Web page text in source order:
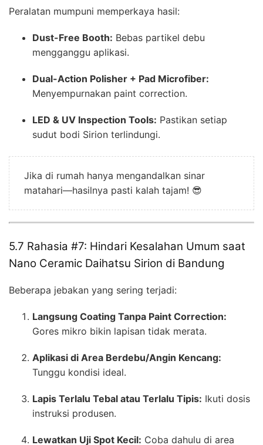
Peralatan mumpuni memperkaya hasil:
Dust-Free Booth: Bebas partikel debu
mengganggu aplikasi.
Dual-Action Polisher + Pad Microfiber:
Menyempurnakan paint correction.
LED & UV Inspection Tools: Pastikan setiap
sudut bodi Sirion terlindungi.
Jika di rumah hanya mengandalkan sinar
matahari—hasilnya pasti kalah tajam! 😎
5.7 Rahasia #7: Hindari Kesalahan Umum saat
Nano Ceramic Daihatsu Sirion di Bandung
Beberapa jebakan yang sering terjadi:
Langsung Coating Tanpa Paint Correction:
Gores mikro bikin lapisan tidak merata.
Aplikasi di Area Berdebu/Angin Kencang:
Tunggu kondisi ideal.
Lapis Terlalu Tebal atau Terlalu Tipis: Ikuti dosis
instruksi produsen.
Lewatkan Uji Spot Kecil: Coba dahulu di area